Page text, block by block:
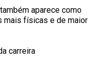
aparece como
mais físicas e de maior
carreira